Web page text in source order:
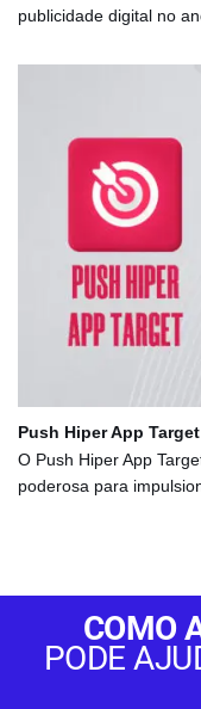
publicidade digital no
Push Hiper App Target
O Push Hiper App
poderosa para
COMO
PODE